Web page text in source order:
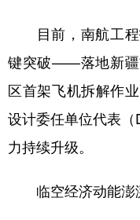
目前，南航工程
键突破——落地新疆
区首架飞机拆解作
设计委任单位代表
力持续升级。
临空经济动能澎